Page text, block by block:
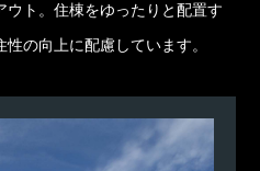
ト。住棟をゆったりと配置す
の向上に配慮しています。